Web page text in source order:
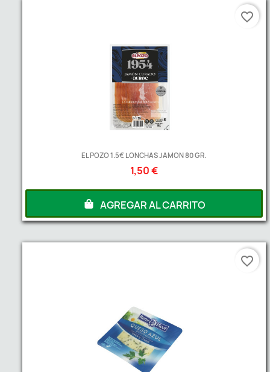
EL POZO 1.5€ LONCHAS JAMON 80 GR.
1,50 €
AGREGAR AL CARRITO
favorite_border
favorite_border